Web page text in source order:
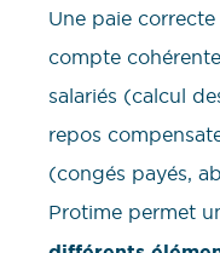
Une paie
compte
salariés (calcul
repos
(congés payés,
Protime permet